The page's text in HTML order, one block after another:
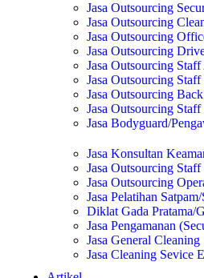
Jasa Outsourcing
Jasa Outsourcing
Jasa Outsourcing
Jasa Outsourcing
Jasa Outsourcing
Jasa Outsourcing
Jasa Outsourcing
Jasa Outsourcing
Jasa Bodyguard/
Jasa Konsultan
Jasa Outsourcing
Jasa Outsourcing
Jasa Pelatihan
Diklat Gada Pratama/
Jasa Pengamanan
Jasa General Cleaning
Jasa Cleaning Sevice